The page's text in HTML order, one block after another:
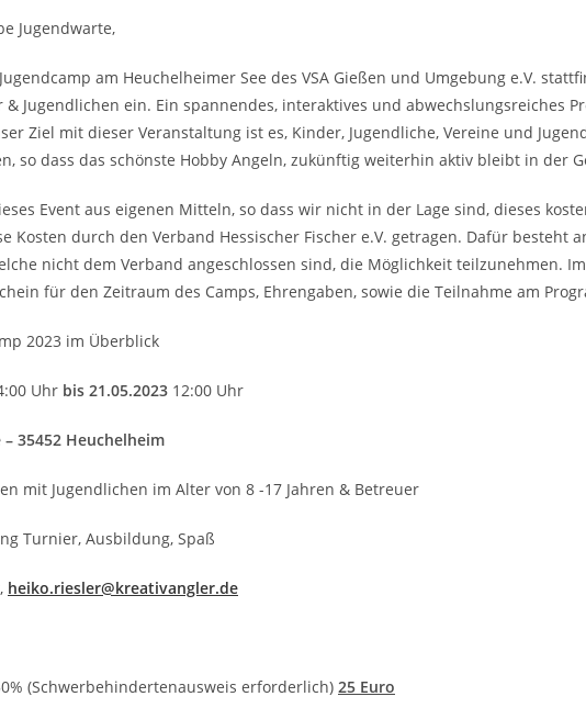
Jugendwarte,
am Heuchelheimer See des VSA Gießen und Umgebung e.V.
Jugendlichen ein. Ein spannendes, interaktives und abwechslungsreiches
Ziel mit dieser Veranstaltung ist es, Kinder, Jugendliche, Vereine und
so dass das schönste Hobby Angeln, zukünftig weiterhin aktiv bleibt in der
Event aus eigenen Mitteln, so dass wir nicht in der Lage sind, dieses
Kosten durch den Verband Hessischer Fischer e.V. getragen. Dafür besteht
nicht dem Verband angeschlossen sind, die Möglichkeit teilzunehmen.
für den Zeitraum des Camps, Ehrengaben, sowie die Teilnahme am
2023 im Überblick
Uhr bis 21.05.2023 12:00 Uhr
– 35452 Heuchelheim
im Alter von 8 -17 Jahren & Betreuer
Ausbildung, Spaß
heiko.riesler@kreativangler.de
(Schwerbehindertenausweis erforderlich) 25 Euro